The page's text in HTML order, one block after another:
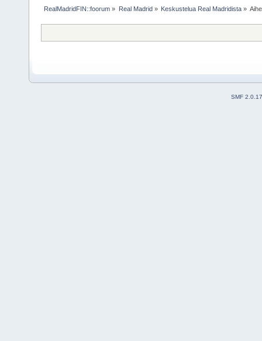
RealMadridFIN::foorum » Real Madrid» Keskustelua Real Madridista»
SMF 2.0.17